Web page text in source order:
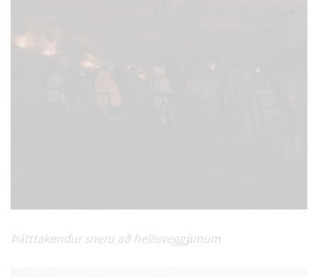
Þátttakendur sneru að hellisveggjunum